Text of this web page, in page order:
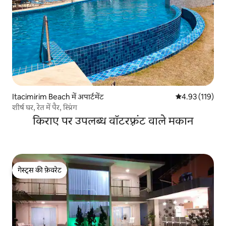
Itacimirim Beach में अपार्टमेंट औसत रेटिंग 5 में से
4.93 (119)
शीर्ष घर, रेत में पैर, स्प्रिंग
किराए पर उपलब्ध वॉटरफ़्रंट वाले मकान
गेस्ट्स की फ़ेवरेट
गेस्ट्स की फ़ेवरेट